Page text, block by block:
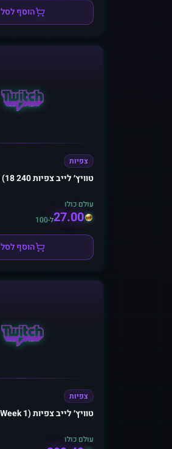
הוסף לסל
צפיות
טוויץ׳ לייב צפיות 240 min (18+)
עולם כולו
27.00ל-100
הוסף לסל
צפיות
טוויץ׳ לייב צפיות (1 Week)
עולם כולו